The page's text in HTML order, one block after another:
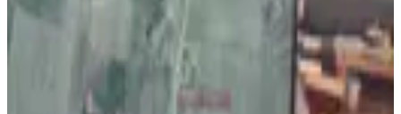
11.06.2026
7.900.000 ₺ 8.500.000 ₺